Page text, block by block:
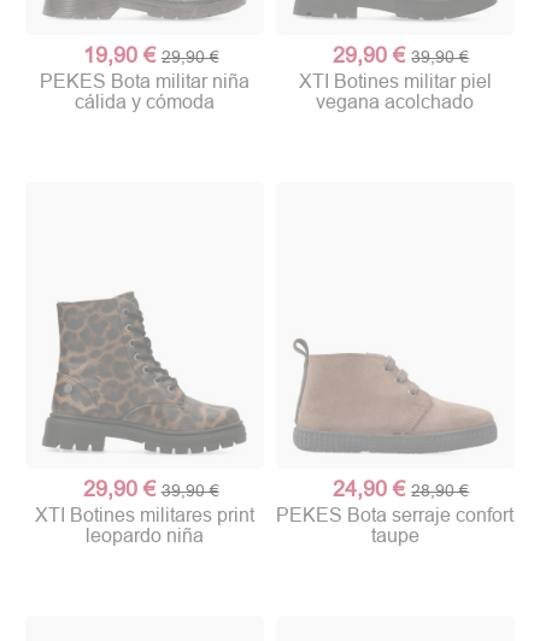
19,90 € 29,90 €
PEKES Bota militar niña
cálida y cómoda
29,90 € 39,90 €
XTI Botines militar piel
vegana acolchado
29,90 € 39,90 €
XTI Botines militares print
leopardo niña
24,90 € 28,90 €
PEKES Bota serraje confort
taupe